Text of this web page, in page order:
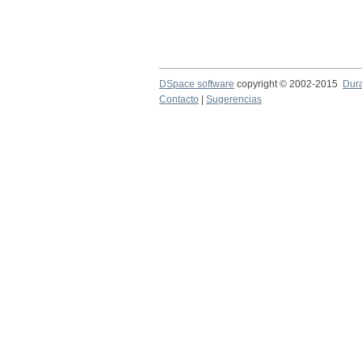
DSpace software copyright © 2002-2015
Contacto
Sugerencias